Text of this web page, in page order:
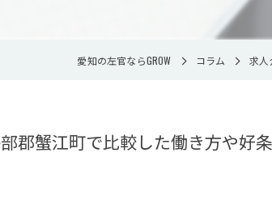
愛知の左官ならGROW コラム 求人
郡蟹江町で比較した働き方や好